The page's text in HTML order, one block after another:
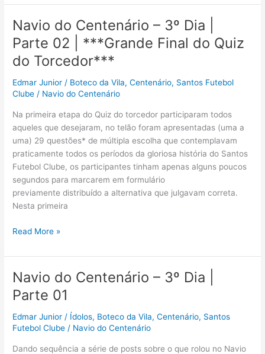
VILA
(La
U
x
SANTOS
–
RECOPA)
Navio do Centenário – 3º Dia |
Parte 02 | ***Grande Final do Quiz
do Torcedor***
Edmar Junior/ Boteco da Vila,Centenário, Santos Futebol
Clube / Navio do Centenário
Na primeira etapa do Quiz do torcedor participaram todos
aqueles que desejaram, no telão foram apresentadas (uma a
uma) 29 questões* de múltipla escolha que contemplavam
praticamente todos os períodos da gloriosa história do Santos
Futebol Clube, os participantes tinham apenas alguns poucos
segundos para marcarem em formulário
previamente distribuído a alternativa que julgavam correta.
Nesta primeira
Navio
Centenário
–
3º
Dia
Parte
|
Read More »
Navio do Centenário – 3º Dia |
Parte 01
Edmar Junior/ Ídolos, Boteco da Vila,Centenário, Santos
Futebol Clube / Navio do Centenário
Dando sequência a série de posts sobre o que rolou no Navio